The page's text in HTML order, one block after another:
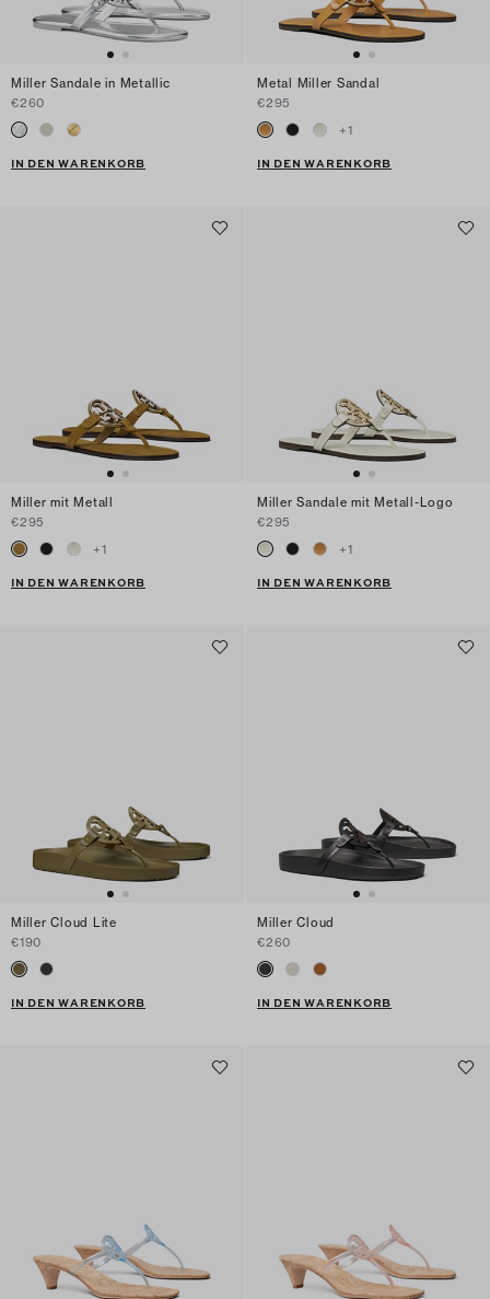
Miller Sandale in Metallic
€260
IN DEN WARENKORB
Metal Miller Sandal
€295
+1
IN DEN WARENKORB
Miller mit Metall
€295
+1
IN DEN WARENKORB
Miller Sandale mit Metall-Logo
€295
+1
IN DEN WARENKORB
Miller Cloud Lite
€190
IN DEN WARENKORB
Miller Cloud
€260
IN DEN WARENKORB